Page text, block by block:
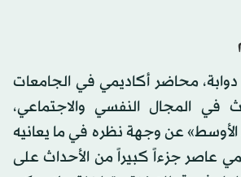
محاضر أكاديمي في الجامعات
في المجال النفسي والاجتماعي،
عن وجهة نظره في ما يعانيه
عاصر جزءاً كبيراً من الأحداث على